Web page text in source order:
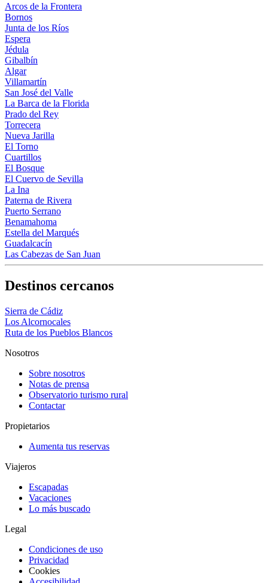
Arcos de la Frontera
Bornos
Junta de los Ríos
Espera
Jédula
Gibalbín
Algar
Villamartín
San José del Valle
La Barca de la Florida
Prado del Rey
Torrecera
Nueva Jarilla
El Torno
Cuartillos
El Bosque
El Cuervo de Sevilla
La Ina
Paterna de Rivera
Puerto Serrano
Benamahoma
Estella del Marqués
Guadalcacín
Las Cabezas de San Juan
Destinos cercanos
Sierra de Cádiz
Los Alcornocales
Ruta de los Pueblos Blancos
Nosotros
Sobre nosotros
Notas de prensa
Observatorio turismo rural
Contactar
Propietarios
Aumenta tus reservas
Viajeros
Escapadas
Vacaciones
Lo más buscado
Legal
Condiciones de uso
Privacidad
Cookies